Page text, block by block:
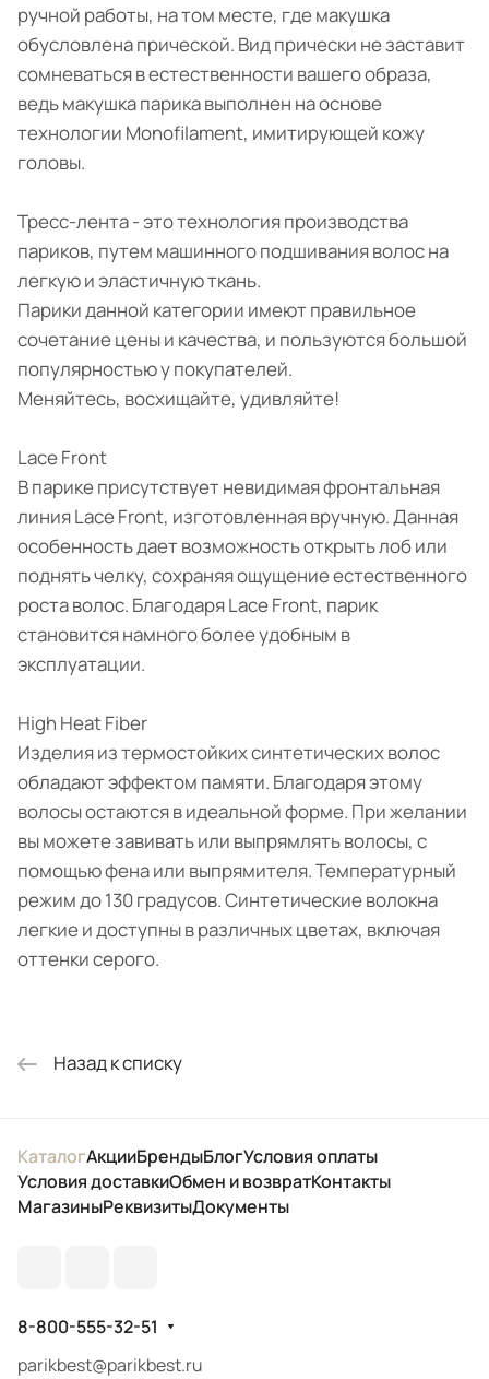
ручной работы, на том месте, где макушка
обусловлена прической. Вид прически не заставит
сомневаться в естественности вашего образа,
ведь макушка парика выполнен на основе
технологии Monofilament, имитирующей кожу
головы.
Тресс-лента - это технология производства
париков, путем машинного подшивания волос на
легкую и эластичную ткань.
Парики данной категории имеют правильное
сочетание цены и качества, и пользуются большой
популярностью у покупателей.
Меняйтесь, восхищайте, удивляйте!
Lace Front
В парике присутствует невидимая фронтальная
линия Lace Front, изготовленная вручную. Данная
особенность дает возможность открыть лоб или
поднять челку, сохраняя ощущение естественного
роста волос. Благодаря Lace Front, парик
становится намного более удобным в
эксплуатации.
High Heat Fiber
Изделия из термостойких синтетических волос
обладают эффектом памяти. Благодаря этому
волосы остаются в идеальной форме. При желании
вы можете завивать или выпрямлять волосы, с
помощью фена или выпрямителя. Температурный
режим до 130 градусов. Синтетические волокна
легкие и доступны в различных цветах, включая
оттенки серого.
Назад к списку
КаталогАкцииБрендыБлогУсловия оплаты
Условия доставкиОбмен и возвратКонтакты
МагазиныРеквизитыДокументы
8-800-555-32-51
parikbest@parikbest.ru